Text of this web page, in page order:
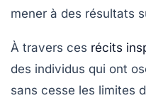
mener à des résultats
À travers ces récits
des individus qui ont
sans cesse les limites